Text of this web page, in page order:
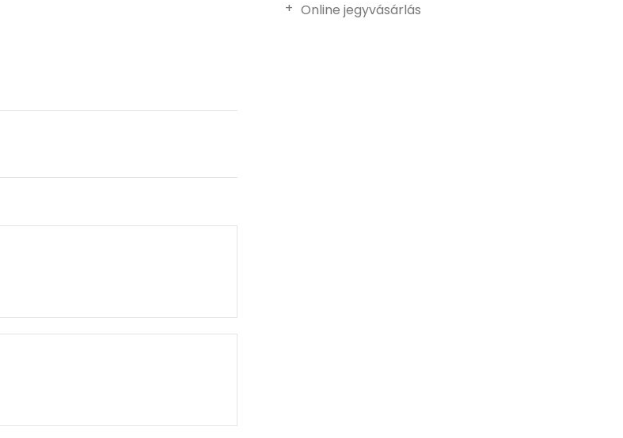
Online jegyvásárlás